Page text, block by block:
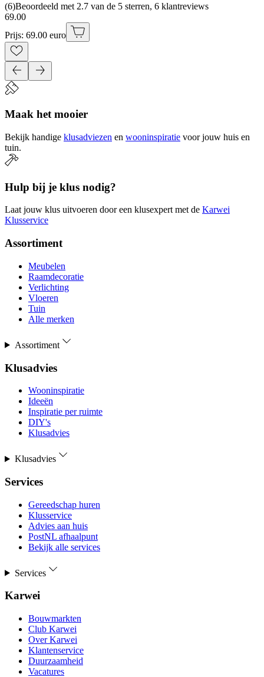
(6)Beoordeeld met 2.7 van de 5 sterren, 6 klantreviews
69.00
Prijs: 69.00 euro
Maak het mooier
Bekijk handige klusadviezen en wooninspiratie voor jouw huis en
tuin.
Hulp bij je klus nodig?
Laat jouw klus uitvoeren door een klusexpert met de Karwei
Klusservice
Assortiment
Meubelen
Raamdecoratie
Verlichting
Vloeren
Tuin
Alle merken
Assortiment
Klusadvies
Wooninspiratie
Ideeën
Inspiratie per ruimte
DIY's
Klusadvies
Klusadvies
Services
Gereedschap huren
Klusservice
Advies aan huis
PostNL afhaalpunt
Bekijk alle services
Services
Karwei
Bouwmarkten
Club Karwei
Over Karwei
Klantenservice
Duurzaamheid
Vacatures